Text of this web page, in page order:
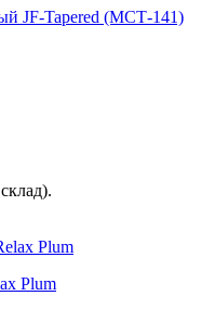
JF-Tapered (МСТ-141)
Plum